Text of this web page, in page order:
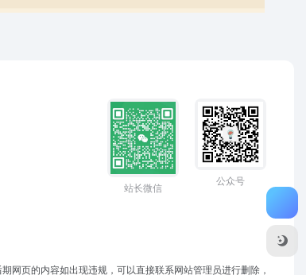
站长微信
公众号
网页的内容如出现违规，可以直接联系网站管理员进行删除，